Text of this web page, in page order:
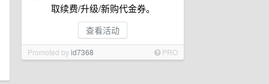
取续费/升级/新购代金券。
查看活动
Promoted byid7368 PRO